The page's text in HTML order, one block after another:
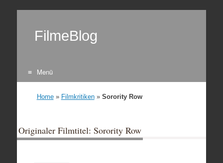
FilmeBlog
Menü
Home» Filmkritiken» Sorority Row
Originaler Filmtitel: Sorority Row